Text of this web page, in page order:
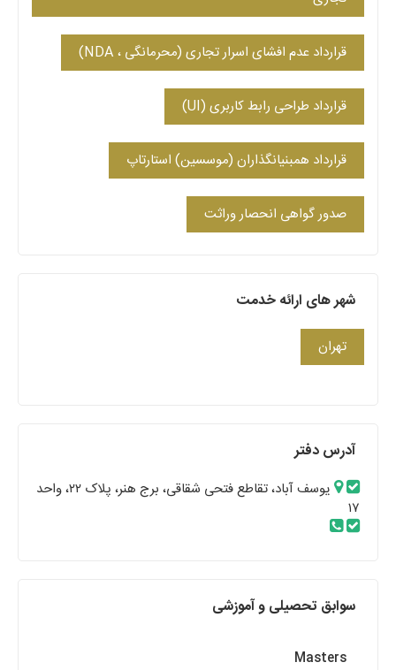
قرارداد عدم افشای اسرار تجاری (محرمانگی ، NDA)
قرارداد طراحی رابط کاربری (UI)
قرارداد همبنیانگذاران (موسسین) استارتاپ
صدور گواهی انحصار وراثت
شهر های ارائه خدمت
تهران
آدرس دفتر
یوسف آباد، تقاطع فتحی شقاقی، برج هنر، پلاک ۲۲، واحد
۱۷
سوابق تحصیلی و آموزشی
Masters